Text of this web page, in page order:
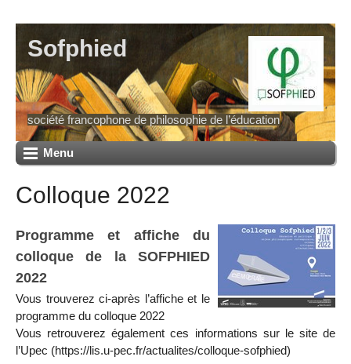
Sofphied
société francophone de philosophie de l’éducation
Menu
Colloque 2022
Programme et affiche du
colloque de la SOFPHIED
2022
Vous trouverez ci-après l’affiche et le
programme du colloque 2022
Vous retrouverez également ces informations sur le site de
l’Upec (https://lis.u-pec.fr/actualites/colloque-sofphied)